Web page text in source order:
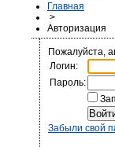
Главная
>
Авторизация
Пожалуйста,
Логин:
Пароль:
Забыли свой